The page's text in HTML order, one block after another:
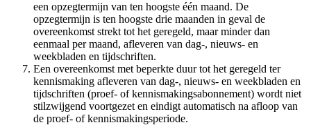
een opzegtermijn van ten hoogste één maand. De
opzegtermijn is ten hoogste drie maanden in geval de
overeenkomst strekt tot het geregeld, maar minder dan
eenmaal per maand, afleveren van dag-, nieuws- en
weekbladen en tijdschriften.
Een overeenkomst met beperkte duur tot het geregeld ter
kennismaking afleveren van dag-, nieuws- en weekbladen en
tijdschriften (proef- of kennismakingsabonnement) wordt niet
stilzwijgend voortgezet en eindigt automatisch na afloop van
de proef- of kennismakingsperiode.